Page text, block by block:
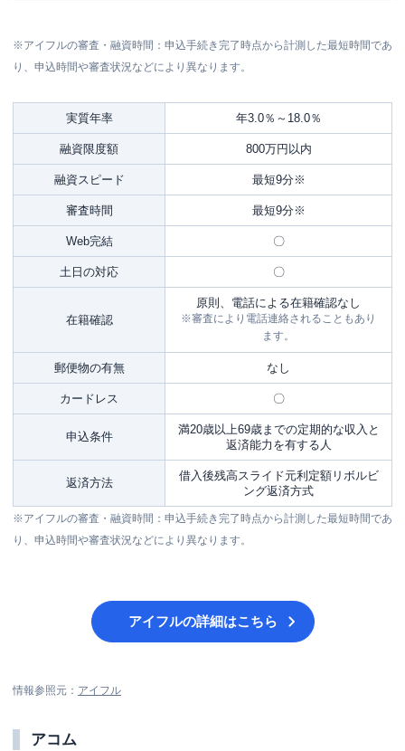
※アイフルの審査・融資時間：申込手続き完了時点から計測した最短時間であ
り、申込時間や審査状況などにより異なります。
実質年率 年3.0％～18.0％
融資限度額 800万円以内
融資スピード 最短9分※
審査時間 最短9分※
Web完結 〇
土日の対応 〇
在籍確認
原則、電話による在籍確認なし
※審査により電話連絡されることもあり
ます。
郵便物の有無 なし
カードレス 〇
申込条件
満20歳以上69歳までの定期的な収入と
返済能力を有する人
返済方法
借入後残高スライド元利定額リボルビ
ング返済方式
※アイフルの審査・融資時間：申込手続き完了時点から計測した最短時間であ
り、申込時間や審査状況などにより異なります。
アイフルの詳細はこちら
情報参照元： アイフル
アコム